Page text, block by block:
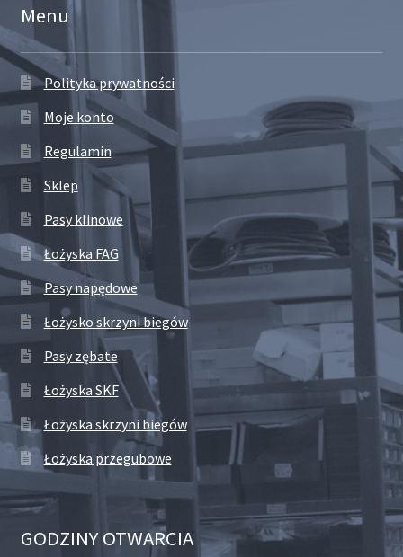
Menu
Polityka prywatności
Moje konto
Regulamin
Sklep
Pasy klinowe
Łożyska FAG
Pasy napędowe
Łożysko skrzyni biegów
Pasy zębate
Łożyska SKF
Łożyska skrzyni biegów
Łożyska przegubowe
GODZINY OTWARCIA